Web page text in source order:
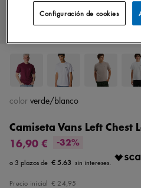
Camiseta Vans Left Chest
16,90 €
-32%
€ 5.63
Precio inicial € 24,95
color verde/blanco
Configuración de cookies